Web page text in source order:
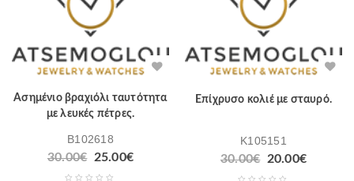
Ασημένιο βραχιόλι ταυτότητα
με λευκές πέτρες.
B102618
30.00€ 25.00€
Επίχρυσο κολιέ με σταυρό.
K105151
30.00€ 20.00€